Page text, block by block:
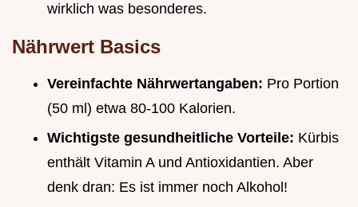
wirklich was besonderes.
Nährwert Basics
Vereinfachte Nährwertangaben: Pro Portion
(50 ml) etwa 80-100 Kalorien.
Wichtigste gesundheitliche Vorteile: Kürbis
enthält Vitamin A und Antioxidantien. Aber
denk dran: Es ist immer noch Alkohol!